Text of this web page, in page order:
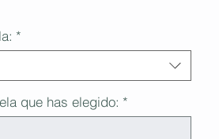
*
que has elegido: *